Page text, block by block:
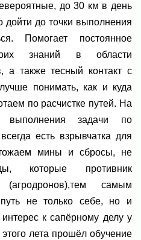
до 30 км в день
дойти до точки выполнения
Помогает постоянное
знаний в области
а также тесный контакт с
понимать, как и куда
по расчистке путей. На
выполнения задачи по
есть взрывчатка для
мины и сбросы, не
которые противник
самым
не только себе, но и
к сапёрному делу у
лета прошёл обучение